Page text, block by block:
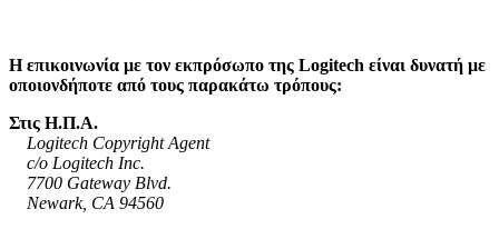
Η επικοινωνία με τον εκπρόσωπο της Logitech είναι δυνατή με
οποιονδήποτε από τους παρακάτω τρόπους:
Στις Η.Π.Α.
Logitech Copyright Agent
c/o Logitech Inc.
7700 Gateway Blvd.
Newark, CA 94560